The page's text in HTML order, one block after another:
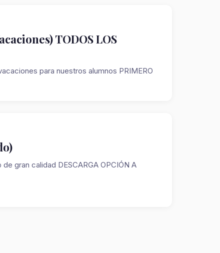
TODOS LOS
para nuestros alumnos PRIMERO
gran calidad DESCARGA OPCIÓN A